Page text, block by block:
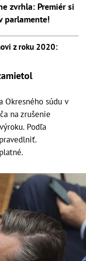
zvrhla: Premiér si
parlamente!
z roku 2020:
Okresného súdu v
na zrušenie
Podľa